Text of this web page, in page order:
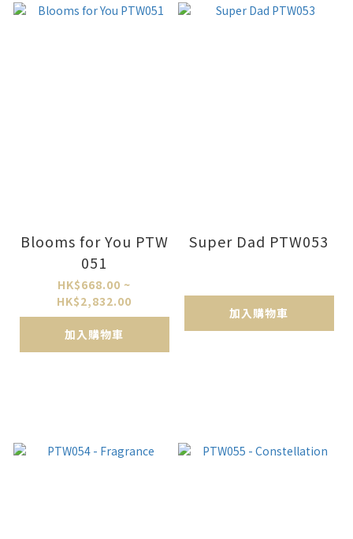
Blooms for You PTW
051
HK$668.00 ~
HK$2,832.00
加入購物車
Super Dad PTW053
加入購物車